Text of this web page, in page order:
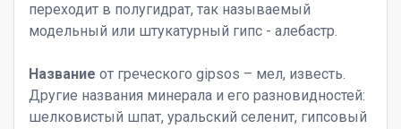
переходит в полугидрат, так называемый
модельный или штукатурный гипс - алебастр.
Название от греческого gipsos – мел, известь.
Другие названия минерала и его разновидностей:
шелковистый шпат, уральский селенит, гипсовый